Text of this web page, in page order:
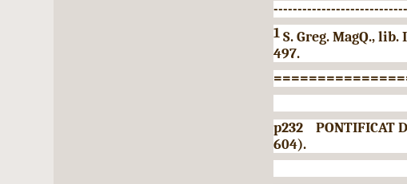
1 S. Greg. MagQ., lib.
497.
p232 PONTIFICAT
604).